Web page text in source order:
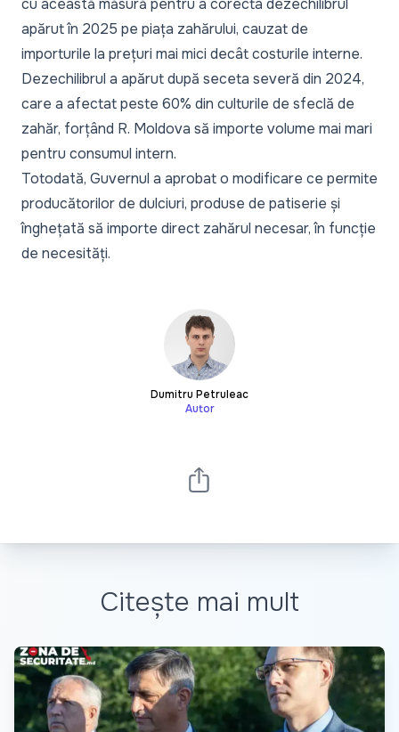
apărut în 2025 pe piața zahărului, cauzat de
importurile la prețuri mai mici decât costurile interne.
Dezechilibrul a apărut după seceta severă din 2024,
care a afectat peste 60% din culturile de sfeclă de
zahăr, forțând R. Moldova să importe volume mai mari
pentru consumul intern.
Totodată, Guvernul a aprobat o modificare ce permite
producătorilor de dulciuri, produse de patiserie și
înghețată să importe direct zahărul necesar, în funcție
de necesități.
Dumitru Petruleac
Autor
Citește mai mult